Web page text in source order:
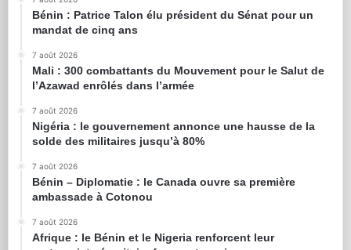
Bénin : Patrice Talon élu président du Sénat pour un
mandat de cinq ans
7 août 2026
Mali : 300 combattants du Mouvement pour le Salut de
l’Azawad enrôlés dans l’armée
7 août 2026
Nigéria : le gouvernement annonce une hausse de la
solde des militaires jusqu’à 80%
7 août 2026
Bénin – Diplomatie : le Canada ouvre sa première
ambassade à Cotonou
7 août 2026
Afrique : le Bénin et le Nigeria renforcent leur